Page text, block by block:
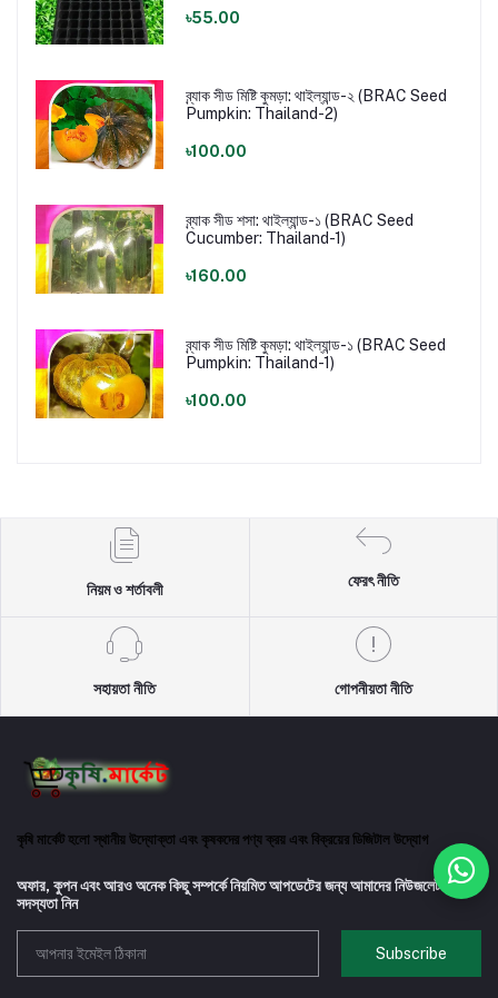
৳55.00
ব্র্যাক সীড মিষ্টি কুমড়া: থাইল্যান্ড-২ (BRAC Seed
Pumpkin: Thailand-2)
৳100.00
ব্র্যাক সীড শসা: থাইল্যান্ড-১ (BRAC Seed
Cucumber: Thailand-1)
৳160.00
ব্র্যাক সীড মিষ্টি কুমড়া: থাইল্যান্ড-১ (BRAC Seed
Pumpkin: Thailand-1)
৳100.00
নিয়ম ও শর্তাবলী
ফেরৎ নীতি
সহায়তা নীতি গোপনীয়তা নীতি
কৃষি মার্কেট হলো স্থানীয় উদ্যোক্তা এবং কৃষকদের পণ্য ক্রয় এবং বিক্রয়ের ডিজিটাল উদ্যোগ
অফার, কুপন এবং আরও অনেক কিছু সম্পর্কে নিয়মিত আপডেটের জন্য আমাদের নিউজলেটারে
সদস্যতা নিন
Subscribe